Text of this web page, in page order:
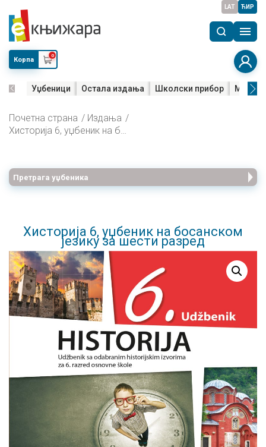
LAT ЋИР
Корпа
0
Уџбеници Остала издања Школски прибор Мала
Почетна страна
Издања
Хисторија 6, уџбеник на босанском језику за шести разред
Претрага уџбеника
Хисторија 6, уџбеник на босанском
језику за шести разред